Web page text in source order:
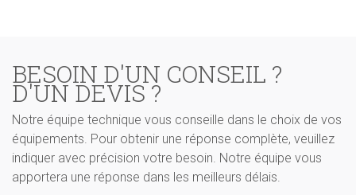
BESOIN D'UN CONSEIL ?
D'UN DEVIS ?
Notre équipe technique vous conseille dans le choix de vos
équipements. Pour obtenir une réponse complète, veuillez
indiquer avec précision votre besoin. Notre équipe vous
apportera une réponse dans les meilleurs délais.